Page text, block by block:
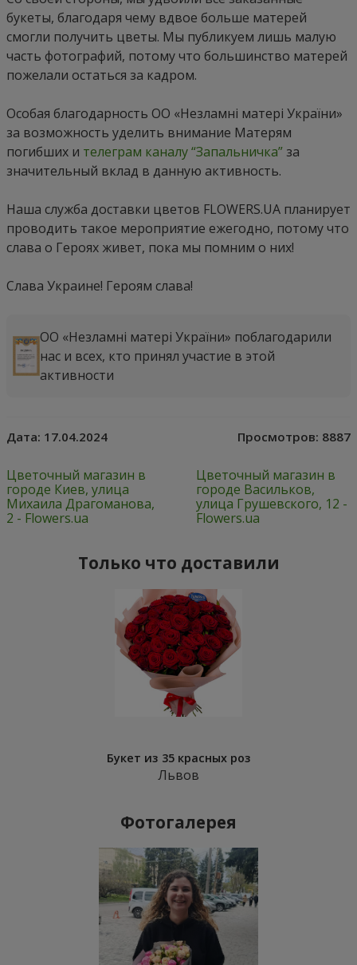
букеты, благодаря чему вдвое больше матерей
смогли получить цветы. Мы публикуем лишь малую
часть фотографий, потому что большинство матерей
пожелали остаться за кадром.
Особая благодарность ОО «Незламні матері України»
за возможность уделить внимание Матерям
погибших и телеграм каналу “Запальничка” за
значительный вклад в данную активность.
Наша служба доставки цветов FLOWERS.UA планирует
проводить такое мероприятие ежегодно, потому что
слава о Героях живет, пока мы помним о них!
Слава Украине! Героям слава!
ОО «Незламні матері України» поблагодарили
нас и всех, кто принял участие в этой
активности
Дата: 17.04.2024 Просмотров: 8887
Цветочный магазин в
городе Киев, улица
Михаила Драгоманова,
2 - Flowers.ua
Цветочный магазин в
городе Васильков,
улица Грушевского, 12 -
Flowers.ua
Только что доставили
Букет из 35 красных роз
Львов
Фотогалерея